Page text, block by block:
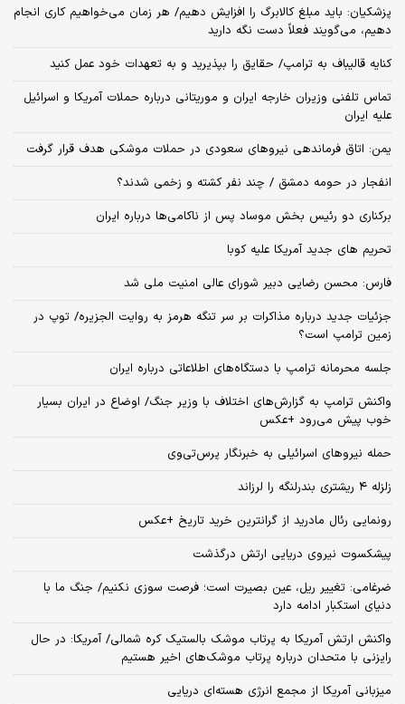
پزشکیان: باید مبلغ کالابرگ را افزایش دهیم/ هر زمان می‌خواهیم کاری انجام
دهیم، می‌گویند فعلاً دست نگه دارید
کنایه قالیباف به ترامپ/ حقایق را بپذیرید و به تعهدات خود عمل کنید
تماس تلفنی وزیران خارجه ایران و موریتانی درباره حملات آمریکا و اسرائیل
علیه ایران
یمن: اتاق فرماندهی نیروهای سعودی در حملات موشکی هدف قرار گرفت
انفجار در حومه دمشق / چند نفر کشته و زخمی شدند؟
برکناری دو رئیس بخش موساد پس از ناکامی‌ها درباره ایران
تحریم های جدید آمریکا علیه کوبا
فارس: محسن رضایی دبیر شورای عالی امنیت ملی شد
جزئیات جدید درباره مذاکرات بر سر تنگه هرمز به روایت الجزیره/ توپ در
زمین ترامپ است؟
جلسه محرمانه ترامپ با دستگاه‌های اطلاعاتی درباره ایران
واکنش ترامپ به گزارش‌های اختلاف با وزیر جنگ/ اوضاع در ایران بسیار
خوب پیش می‌رود +عکس
حمله نیروهای اسرائیلی به خبرنگار پرس‌تی‌وی
زلزله ۴ ریشتری بندرلنگه را لرزاند
رونمایی رئال مادرید از گرانترین خرید تاریخ +عکس
پیشکسوت نیروی دریایی ارتش درگذشت
ضرغامی: تغییر ریل، عین بصیرت است؛ فرصت سوزی نکنیم/ جنگ ما با
دنیای استکبار ادامه دارد
واکنش ارتش آمریکا به پرتاب موشک بالستیک کره شمالی/ آمریکا: در حال
رایزنی با متحدان درباره پرتاب موشک‌های اخیر هستیم
میزبانی آمریکا از مجمع انرژی هسته‌ای دریایی